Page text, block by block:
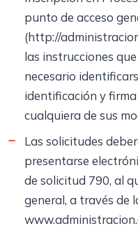
punto de acceso
(http://
las instrucciones
necesario
identificación y
cualquiera de sus
Las solicitudes
presentarse
de solicitud 790, al
general, a través de